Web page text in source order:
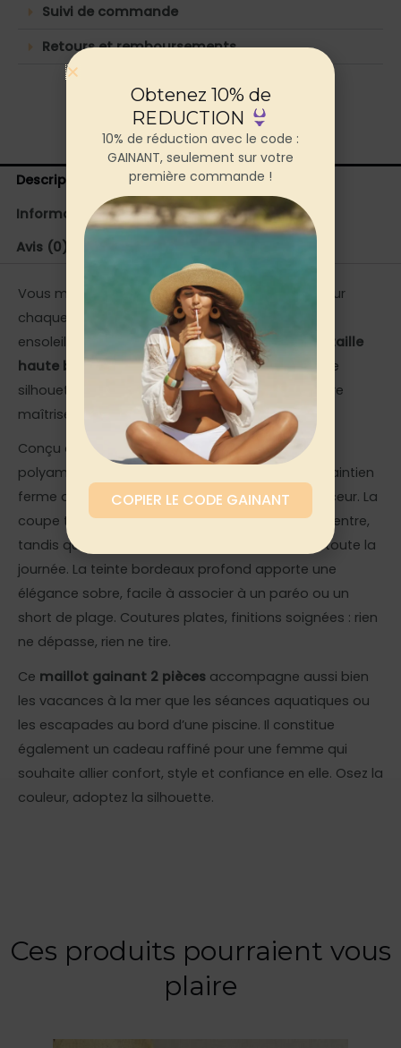
Suivi de commande
Retours et remboursements
Description
Informations complémentaires
Avis (0)
Vous méritez de vous sentirbelle et confiante
sur
chaque plage, chaque piscine, chaque instant
ensoleillé. Ce
maillot de bain gainant 2 pièces taille
haute bordeauxa été pensé pour sublimer votre
silhouette sans compromis : galbe affirmé, ventre
maîtrisé, allure assumée.
Conçu dans un tissu élastique à haute teneur en
polyamide et élasthanne, ce modèle offre un maintien
ferme qui affine la taille et lisse le ventre en douceur. La
coupe taille haute remonte et structure le bas-ventre,
tandis que le haut assure un soutien maintenu toute la
journée. La teinte bordeaux profond apporte une
élégance sobre, facile à associer à un paréo ou un
short de plage. Coutures plates, finitions soignées : rien
ne dépasse, rien ne tire.
Ce maillot gainant 2 pièces accompagne aussi bien
les vacances à la mer que les séances aquatiques ou
les escapades au bord d’une piscine. Il constitue
également un cadeau raffiné pour une femme qui
souhaite allier confort, style et confiance en elle. Osez la
couleur, adoptez la silhouette.
Ces produits pourraient vous
plaire
Obtenez 10% de
REDUCTION
10% de réduction avec le code :
GAINANT, seulement sur votre
première commande !
COPIER LE CODE GAINANT